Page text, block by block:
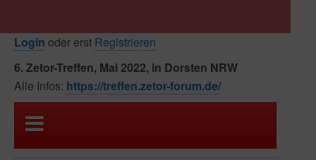
Login oder erst Registrieren
6. Zetor-Treffen, Mai 2022, in Dorsten NRW
Alle Infos: https://treffen.zetor-forum.de/